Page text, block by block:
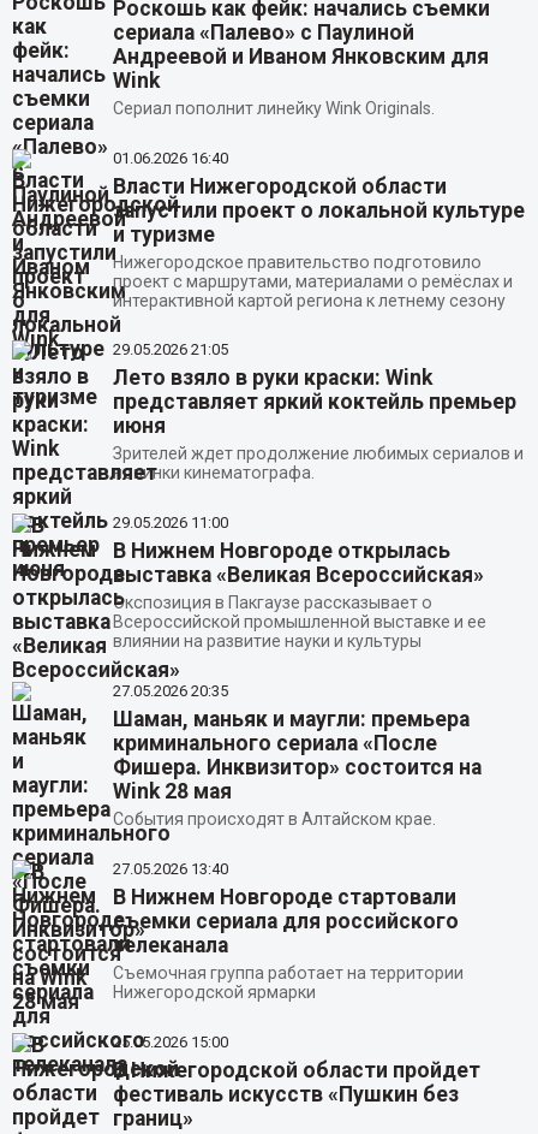
Роскошь как фейк: начались съемки
сериала «Палево» с Паулиной
Андреевой и Иваном Янковским для
Wink
Сериал пополнит линейку Wink Originals.
01.06.2026 16:40
Власти Нижегородской области
запустили проект о локальной культуре
и туризме
Нижегородское правительство подготовило
проект с маршрутами, материалами о ремёслах и
интерактивной картой региона к летнему сезону
29.05.2026 21:05
Лето взяло в руки краски: Wink
представляет яркий коктейль премьер
июня
Зрителей ждет продолжение любимых сериалов и
новинки кинематографа.
29.05.2026 11:00
В Нижнем Новгороде открылась
выставка «Великая Всероссийская»
Экспозиция в Пакгаузе рассказывает о
Всероссийской промышленной выставке и ее
влиянии на развитие науки и культуры
27.05.2026 20:35
Шаман, маньяк и маугли: премьера
криминального сериала «После
Фишера. Инквизитор» состоится на
Wink 28 мая
События происходят в Алтайском крае.
27.05.2026 13:40
В Нижнем Новгороде стартовали
съемки сериала для российского
телеканала
Съемочная группа работает на территории
Нижегородской ярмарки
25.05.2026 15:00
В Нижегородской области пройдет
фестиваль искусств «Пушкин без
границ»